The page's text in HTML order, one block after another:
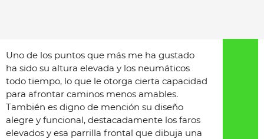
Uno de los puntos que más me ha gustado
ha sido su altura elevada y los neumáticos
todo tiempo, lo que le otorga cierta capacidad
para afrontar caminos menos amables.
También es digno de mención su diseño
alegre y funcional, destacadamente los faros
elevados y esa parrilla frontal que dibuja una